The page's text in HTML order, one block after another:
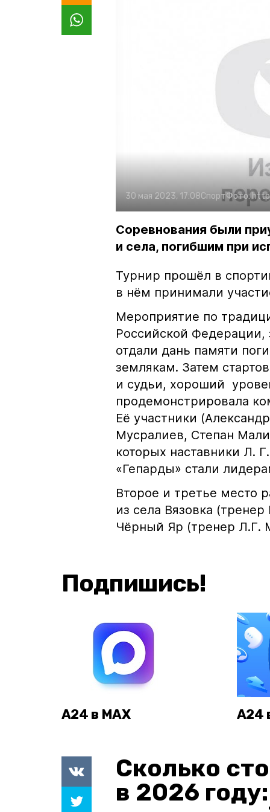
30 мая 2023, 17:08СпортФото:
Соревнования были
и села, погибшим при
Турнир прошёл в
в нём принимали
Мероприятие по
Российской
отдали дань памяти
землякам. Затем
и судьи, хороший
продемонстрировала
Её участники
Мусралиев, Степан
которых наставники Л.
«Гепарды» стали
Второе и третье место
из села Вязовка
Чёрный Яр (тренер Л.Г.
Подпишись!
А24 в MAX А24
Сколько
в 2026